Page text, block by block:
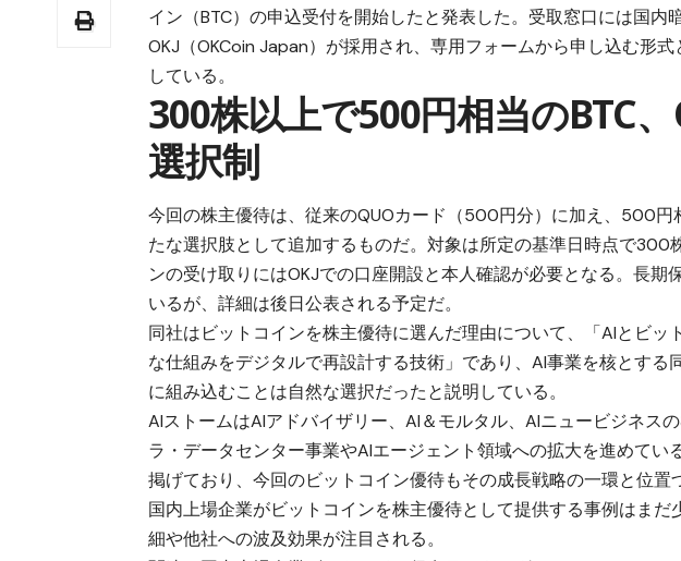
イン（BTC）の申込受付を開始したと発表した。受取窓口には国内
OKJ（OKCoin Japan）が採用され、専用フォームから申し込む形
している。
300株以上で500円相当のBTC
選択制
今回の株主優待は、従来のQUOカード（500円分）に加え、500円
たな選択肢として追加するものだ。対象は所定の基準日時点で300
ンの受け取りにはOKJでの口座開設と本人確認が必要となる。長期
いるが、詳細は後日公表される予定だ。
同社はビットコインを株主優待に選んだ理由について、「AIとビッ
な仕組みをデジタルで再設計する技術」であり、AI事業を核とする
に組み込むことは自然な選択だったと説明している。
AIストームはAIアドバイザリー、AI＆モルタル、AIニュービジネス
ラ・データセンター事業やAIエージェント領域への拡大を進めて
掲げており、今回のビットコイン優待もその成長戦略の一環と位置
国内上場企業がビットコインを株主優待として提供する事例はま
細や他社への波及効果が注目される。